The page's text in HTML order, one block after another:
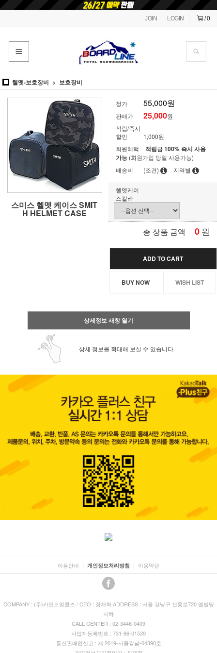
/0
LOGIN
JOIN
헬멧-보호장비 보호장비
스미스 헬멧 케이스 SMIT
H HELMET CASE
정가 55,000원
판매가 25,000원
적립/즉시
할인
1,000원
회원혜택
적립금 100% 즉시 사용
가능 (회원가입 당일 사용가능)
배송비
(조건) 지역별
헬멧케이
스칼라
총 상품 금액 0 원
ADD TO CART
BUY NOW WISH LIST
상세정보 새창 열기
상세 정보를 확대해 보실 수 있습니다.
이용안내 | 개인정보처리방침 | 이용약관
COMPANY : (주)카인드엉클즈 / CEO : 장재혁 ADDRESS : 서울 강남구 선릉로720 엘빌딩
지하
CALL CENTER : 02-3446-0409
사업자등록번호 : 731-86-01539
통신판매업신고 : 제 2019-서울강남-04390호